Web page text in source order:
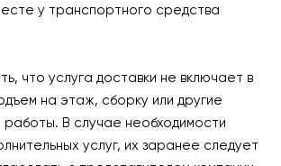
у транспортного средства
что услуга доставки не включает в
на этаж, сборку или другие
работы. В случае необходимости
услуг, их заранее следует